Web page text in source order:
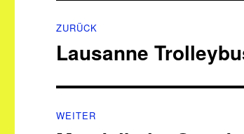
ZURÜCK
Vorheriger
Lausanne
WEITER